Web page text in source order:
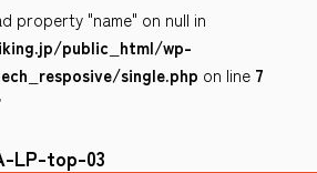
78-8169
18：00 ※土・日・祝祭日・年末年始は除く
わせはこちら
property "name" on null in
public_html/wp-
single.php on line 7
LP-top-03